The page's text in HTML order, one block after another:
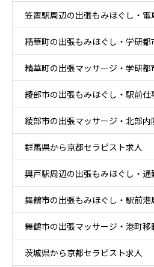
笠置駅周辺の出張もみほぐし・
精華町の出張もみほぐし・学研都
精華町の出張マッサージ・学研都
綾部市の出張もみほぐし・駅前仕
綾部市の出張マッサージ・北部内
群馬県から京都セラピスト求人
興戸駅周辺の出張もみほぐし・
舞鶴市の出張もみほぐし・駅前
舞鶴市の出張マッサージ・港町移
茨城県から京都セラピスト求人